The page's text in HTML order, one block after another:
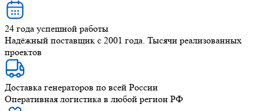
24 года успешной работы
Надёжный поставщик с 2001 года. Тысячи реализованных
проектов
Доставка генераторов по всей России
Оперативная логистика в любой регион РФ